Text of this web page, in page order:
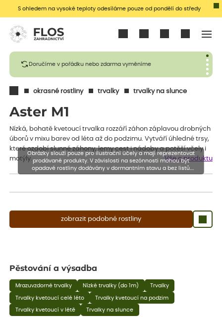
S ohledem na vysoké teploty odesíláme pouze od pondělí do středy
Doručíme v pořádku nebo zdarma vyměníme
okrasné rostliny trvalky trvalky na slunce
Aster M1
Nízká, bohatě kvetoucí trvalka rozzáří záhon záplavou drobných
úborů v mixu barev od léta až do podzimu. Vytváří úhledné trsy,
které ozdobí slunné záhony, lemy cest i nádoby a potěší včely i
motýly.
Vše o produktu
zobrazit podobné rostliny
Obrázky slouží pouze pro ilustrační účely a mají reprezentovat
prodávané produkty. V závislosti na sezónnosti mohou být
opadavé rostliny dodávány v dormantním stavu a bez listů.
Rostliny mohou být také sestřiženy níže, než je uvedená výška,
Pěstování a výsadba
Mrazuvzdorné trvalky Nízké trvalky (do 1m) Trvalky
Trvalky kvetoucí celé léto Trvalky kvetoucí na podzim
Trvalky kvetoucí v létě Trvalky na slunce